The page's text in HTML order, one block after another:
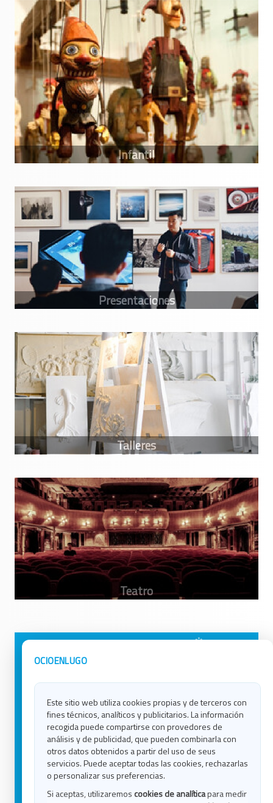
OCIOENLUGO
Este sitio web utiliza cookies propias y de terceros con
fines técnicos, analíticos y publicitarios. La información
recogida puede compartirse con provedores de
análisis y de publicidad, que pueden combinarla con
otros datos obtenidos a partir del uso de seus
servicios. Puede aceptar todas las cookies, rechazarlas
o personalizar sus preferencias.
Si aceptas, utilizaremos cookies de analíticapara medir
Avisos Legales
Contacto
Política de Cookies
Ocio en Lugo
Ocio en Ourense
Ocio en Pontevedra
Ocio en Santiago
Ocio en Vigo
Blog